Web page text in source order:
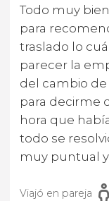
Todo muy
para
traslado lo
parecer la
del cambio de
para decirme
hora que
todo se
muy puntual
Viajó en pareja